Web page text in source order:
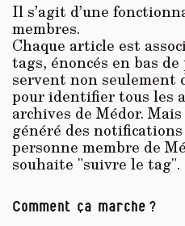
Il s’agit d’une
membres.
Chaque article est
tags, énoncés en bas de
servent non seulement
pour identifier tous les
archives de Médor.
généré des
personne membre de
souhaite "suivre le tag".
Comment ça marche ?